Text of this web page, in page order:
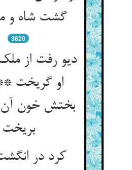
3620
دیو رفت از
او گریخت
بختش خون
بریخت‌‌
کرد در